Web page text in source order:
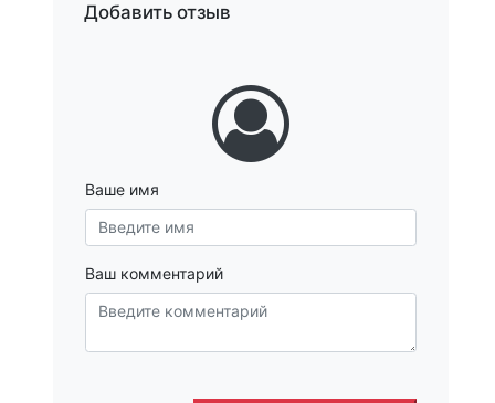
Добавить отзыв
Ваше имя
Ваш комментарий